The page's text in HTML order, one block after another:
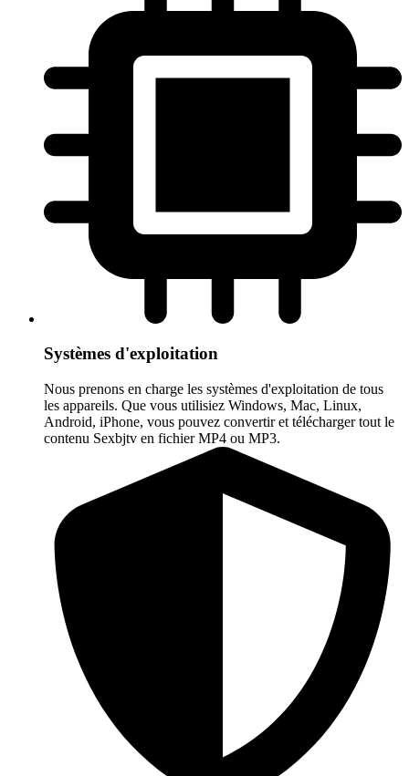
Systèmes d'exploitation
Nous prenons en charge les systèmes d'exploitation de tous
les appareils. Que vous utilisiez Windows, Mac, Linux,
Android, iPhone, vous pouvez convertir et télécharger tout le
contenu Sexbjtv en fichier MP4 ou MP3.